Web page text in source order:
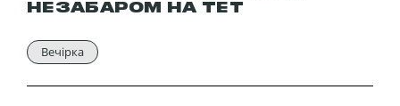
НЕЗАБАРОМ НА ТЕТ
Вечірка